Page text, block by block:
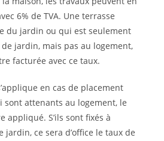
6% de TVA. Une terrasse
du jardin ou qui est seulement
jardin, mais pas au logement,
facturée avec ce taux.
en cas de placement
sont attenants au logement, le
appliqué. S’ils sont fixés à
jardin, ce sera d’office le taux de